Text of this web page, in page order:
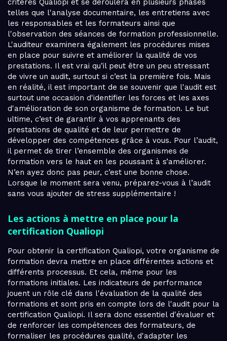
critères Qualiopi et se déroulera en plusieurs phases
telles que l'analyse documentaire, les entretiens avec
les responsables et les formateurs ainsi que
l'observation des séances de formation professionnelle.
L'auditeur examinera également les procédures mises
en place pour suivre et améliorer la qualité de vos
prestations. Il est vrai qu’il peut être un peu stressant
de vivre un audit, surtout si c’est la première fois. Mais
en réalité, il est important de se souvenir que l'audit est
surtout une occasion d'identifier les forces et les axes
d'amélioration de son organisme de formation. Le but
ultime, c’est de garantir à vos apprenants des
prestations de qualité et de leur permettre de
développer des compétences grâce à vous. Pour l’audit,
il permet de tirer l’ensemble des organismes de
formation vers le haut en les poussant à s’améliorer.
N’en ayez donc pas peur, c’est une bonne chose.
Lorsque le moment sera venu, préparez-vous à l’audit
sans vous ajouter de stress supplémentaire !
Les actions à mettre en place pour la
certification Qualiopi
Pour obtenir la certification Qualiopi, votre organisme de
formation devra mettre en place différentes actions et
différents processus. Et cela, même pour les
formations initiales. Les indicateurs de performance
jouent un rôle clé dans l'évaluation de la qualité des
formations et sont pris en compte lors de l'audit pour la
certification Qualiopi. Il sera donc essentiel d'évaluer et
de renforcer les compétences des formateurs, de
formaliser les procédures qualité, d'adapter les